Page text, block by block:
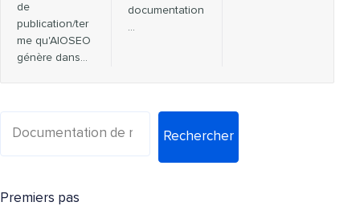
de
publication/ter
me qu'AIOSEO
génère dans…
documentation
Rechercher
Premiers pas